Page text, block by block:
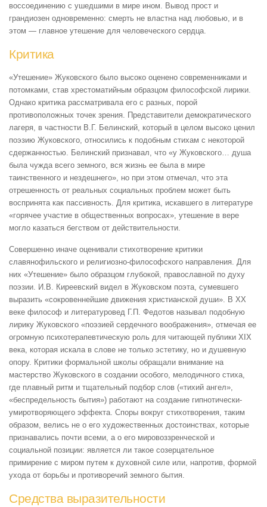
воссоединению с ушедшими в мире ином. Вывод прост и
грандиозен одновременно: смерть не властна над любовью, и в
этом — главное утешение для человеческого сердца.
Критика
«Утешение» Жуковского было высоко оценено современниками и
потомками, став хрестоматийным образцом философской лирики.
Однако критика рассматривала его с разных, порой
противоположных точек зрения. Представители демократического
лагеря, в частности В.Г. Белинский, который в целом высоко ценил
поэзию Жуковского, относились к подобным стихам с некоторой
сдержанностью. Белинский признавал, что «у Жуковского… душа
была чужда всего земного, вся жизнь ее была в мире
таинственного и нездешнего», но при этом отмечал, что эта
отрешенность от реальных социальных проблем может быть
воспринята как пассивность. Для критика, искавшего в литературе
«горячее участие в общественных вопросах», утешение в вере
могло казаться бегством от действительности.
Совершенно иначе оценивали стихотворение критики
славянофильского и религиозно-философского направления. Для
них «Утешение» было образцом глубокой, православной по духу
поэзии. И.В. Киреевский видел в Жуковском поэта, сумевшего
выразить «сокровеннейшие движения христианской души». В XX
веке философ и литературовед Г.П. Федотов называл подобную
лирику Жуковского «поэзией сердечного воображения», отмечая ее
огромную психотерапевтическую роль для читающей публики XIX
века, которая искала в слове не только эстетику, но и душевную
опору. Критики формальной школы обращали внимание на
мастерство Жуковского в создании особого, мелодичного стиха,
где плавный ритм и тщательный подбор слов («тихий ангел»,
«беспредельность бытия») работают на создание гипнотически-
умиротворяющего эффекта. Споры вокруг стихотворения, таким
образом, велись не о его художественных достоинствах, которые
признавались почти всеми, а о его мировоззренческой и
социальной позиции: является ли такое созерцательное
примирение с миром путем к духовной силе или, напротив, формой
ухода от борьбы и противоречий земного бытия.
Средства выразительности